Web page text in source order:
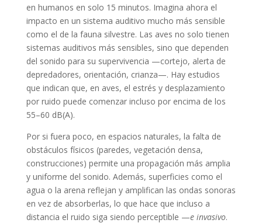
en humanos en solo 15 minutos. Imagina ahora el
impacto en un sistema auditivo mucho más sensible
como el de la fauna silvestre. Las aves no solo tienen
sistemas auditivos más sensibles, sino que dependen
del sonido para su supervivencia —cortejo, alerta de
depredadores, orientación, crianza—. Hay estudios
que indican que, en aves, el estrés y desplazamiento
por ruido puede comenzar incluso por encima de los
55–60 dB(A).
Por si fuera poco, en espacios naturales, la falta de
obstáculos físicos (paredes, vegetación densa,
construcciones) permite una propagación más amplia
y uniforme del sonido. Además, superficies como el
agua o la arena reflejan y amplifican las ondas sonoras
en vez de absorberlas, lo que hace que incluso a
distancia el ruido siga siendo perceptible —e invasivo.